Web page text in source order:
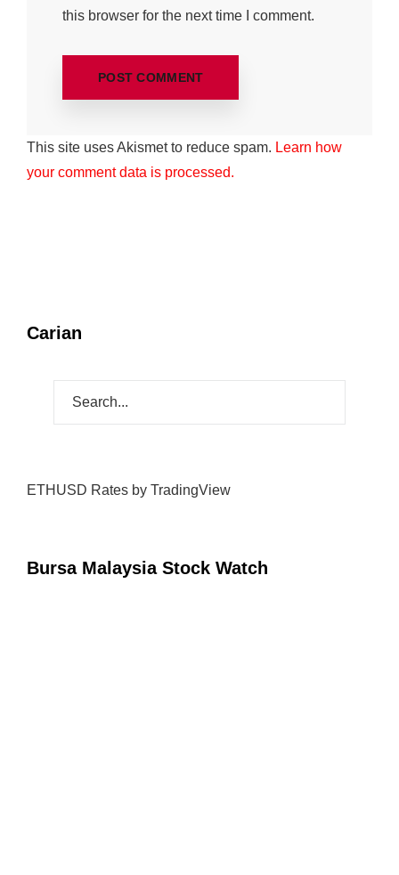
this browser for the next time I comment.
This site uses Akismet to reduce spam. Learn how
your comment data is processed.
Carian
ETHUSD Rates by TradingView
Bursa Malaysia Stock Watch